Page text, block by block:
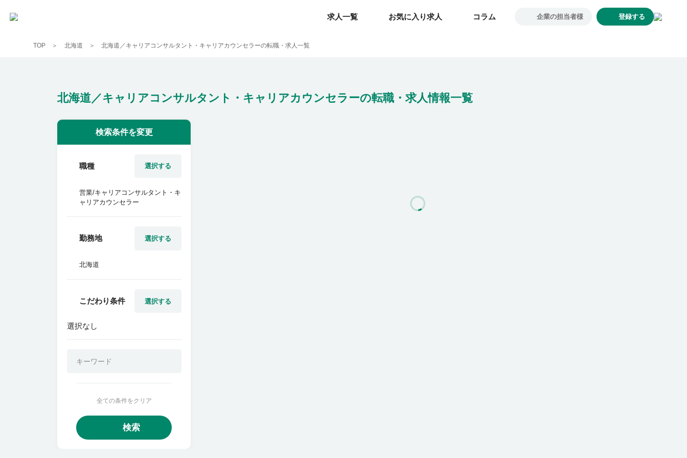
求人一覧 お気に入り求人 コラム 企業の担当者様 登録する
求人一覧 お気に入り求人 コラム 企業の担当者様 登録する
TOP 北海道 北海道／キャリアコンサルタント・キャリアカウンセラーの転職・求人一覧
北海道／キャリアコンサルタント・キャリアカウンセラーの転職・求人情報一覧
検索条件を変更
選択する
職種
営業/キャリアコンサルタント・キ
ャリアカウンセラー
選択する
勤務地
北海道
選択する
こだわり条件
選択なし
全ての条件をクリア
検索